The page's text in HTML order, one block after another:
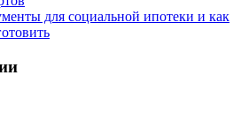
для социальной ипотеки и как